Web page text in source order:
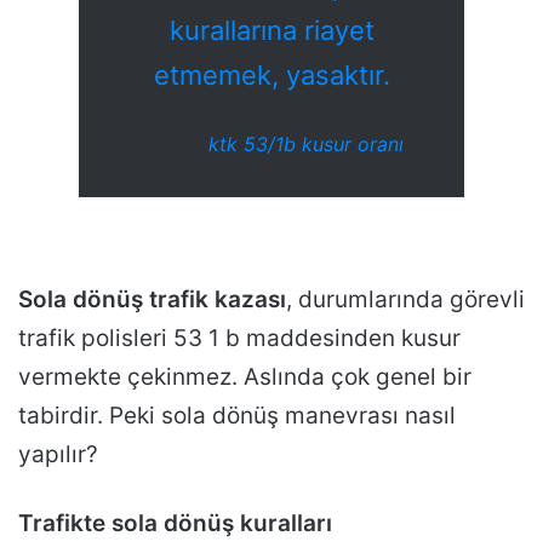
kurallarına riayet
etmemek, yasaktır.
ktk 53/1b kusur oranı
Sola dönüş trafik kazası, durumlarında görevli
trafik polisleri 53 1 b maddesinden kusur
vermekte çekinmez. Aslında çok genel bir
tabirdir. Peki sola dönüş manevrası nasıl
yapılır?
Trafikte sola dönüş kuralları